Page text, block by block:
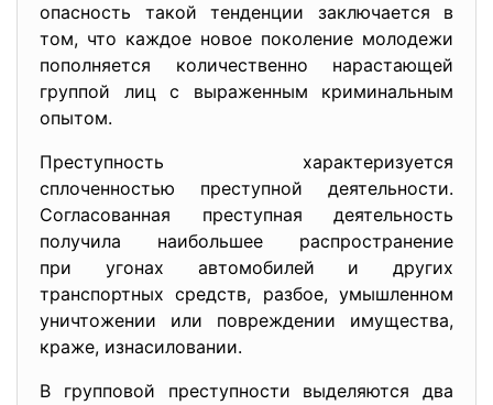
опасность такой тенденции заключается в
том, что каждое новое поколение молодежи
пополняется количественно нарастающей
группой лиц с выраженным криминальным
опытом.
Преступность характеризуется
сплоченностью преступной деятельности.
Согласованная преступная деятельность
получила наибольшее распространение
при угонах автомобилей и других
транспортных средств, разбое, умышленном
уничтожении или повреждении имущества,
краже, изнасиловании.
В групповой преступности выделяются два